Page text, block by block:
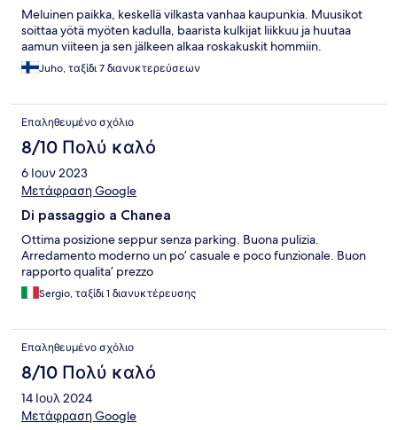
Meluinen paikka, keskellä vilkasta vanhaa kaupunkia. Muusikot
soittaa yötä myöten kadulla, baarista kulkijat liikkuu ja huutaa
aamun viiteen ja sen jälkeen alkaa roskakuskit hommiin.
Juho, ταξίδι 7 διανυκτερεύσεων
Επαληθευμένο σχόλιο
8/10 Πολύ καλό
6 Ιουν 2023
Μετάφραση Google
Di passaggio a Chanea
Ottima posizione seppur senza parking. Buona pulizia.
Arredamento moderno un po’ casuale e poco funzionale. Buon
rapporto qualita’ prezzo
Sergio, ταξίδι 1 διανυκτέρευσης
Επαληθευμένο σχόλιο
8/10 Πολύ καλό
14 Ιουλ 2024
Μετάφραση Google